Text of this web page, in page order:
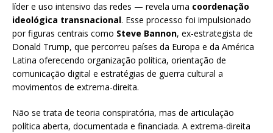
líder e uso intensivo das redes — revela uma coordenação
ideológica transnacional. Esse processo foi impulsionado
por figuras centrais como Steve Bannon, ex-estrategista de
Donald Trump, que percorreu países da Europa e da América
Latina oferecendo organização política, orientação de
comunicação digital e estratégias de guerra cultural a
movimentos de extrema-direita.
Não se trata de teoria conspiratória, mas de articulação
política aberta, documentada e financiada. A extrema-direita